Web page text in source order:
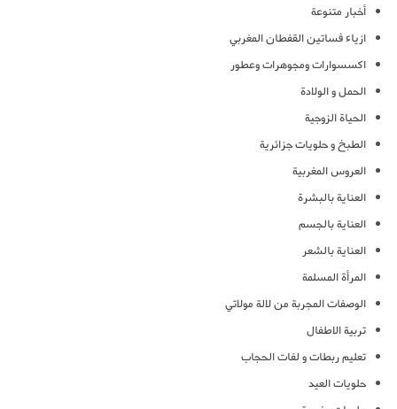
أخبار متنوعة
ازياء فساتين القفطان المغربي
اكسسوارات ومجوهرات وعطور
الحمل و الولادة
الحياة الزوجية
الطبخ و حلويات جزائرية
العروس المغربية
العناية بالبشرة
العناية بالجسم
العناية بالشعر
المرأة المسلمة
الوصفات المجربة من لالة مولاتي
تربية الاطفال
تعليم ربطات و لفات الحجاب
حلويات العيد